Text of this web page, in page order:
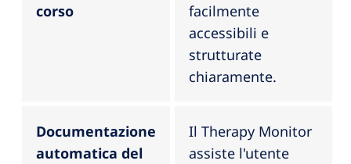
corso
facilmente
accessibili e
strutturate
chiaramente.
Documentazione
automatica del
Il Therapy Monitor
assiste l'utente